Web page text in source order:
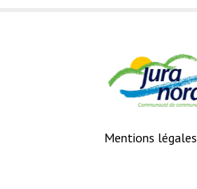
Mentions légales